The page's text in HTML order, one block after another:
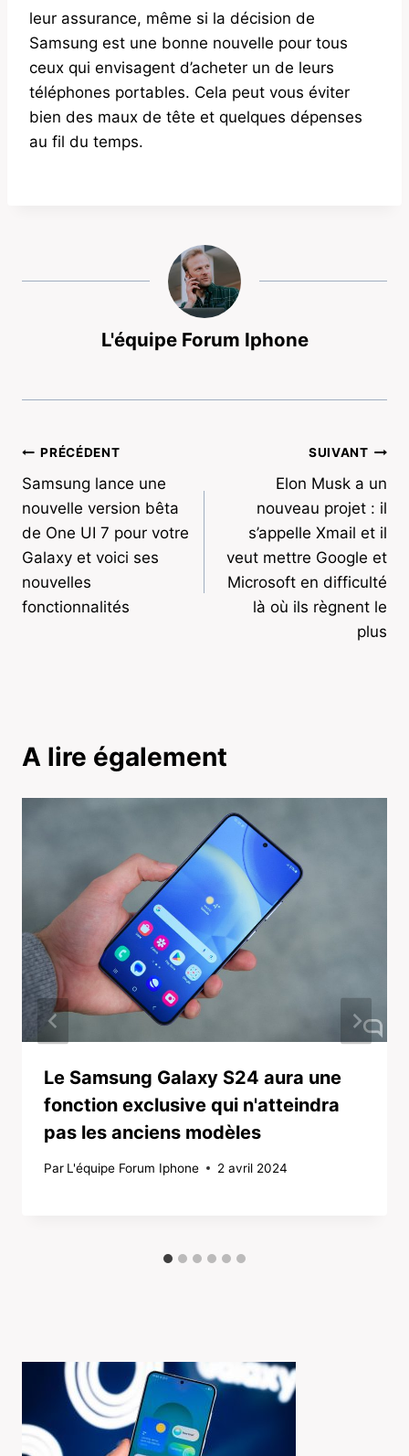
leur assurance, même si la décision de
Samsung est une bonne nouvelle pour tous
ceux qui envisagent d’acheter un de leurs
téléphones portables. Cela peut vous éviter
bien des maux de tête et quelques dépenses
au fil du temps.
L'équipe Forum Iphone
Navigation
de
l’article
PRÉCÉDENT
Samsung lance une
nouvelle version bêta
de One UI 7 pour votre
Galaxy et voici ses
nouvelles
fonctionnalités
SUIVANT
Elon Musk a un
nouveau projet : il
s’appelle Xmail et il
veut mettre Google et
Microsoft en difficulté
là où ils règnent le
plus
A lire également
Le Samsung Galaxy S24 aura une
fonction exclusive qui n'atteindra
pas les anciens modèles
Par L'équipe Forum Iphone 2 avril 2024